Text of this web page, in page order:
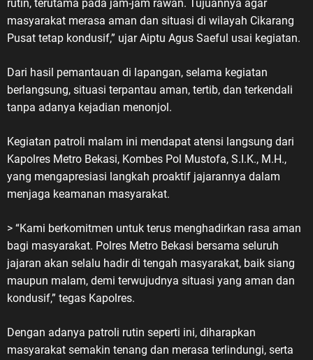
rutin, terutama pada jam-jam rawan. Tujuannya agar
masyarakat merasa aman dan situasi di wilayah Cikarang
Pusat tetap kondusif,” ujar Aiptu Agus Saeful usai kegiatan.
Dari hasil pemantauan di lapangan, selama kegiatan
berlangsung, situasi terpantau aman, tertib, dan terkendali
tanpa adanya kejadian menonjol.
Kegiatan patroli malam ini mendapat atensi langsung dari
Kapolres Metro Bekasi, Kombes Pol Mustofa, S.I.K., M.H.,
yang mengapresiasi langkah proaktif jajarannya dalam
menjaga keamanan masyarakat.
> “Kami berkomitmen untuk terus menghadirkan rasa aman
bagi masyarakat. Polres Metro Bekasi bersama seluruh
jajaran akan selalu hadir di tengah masyarakat, baik siang
maupun malam, demi terwujudnya situasi yang aman dan
kondusif,” tegas Kapolres.
Dengan adanya patroli rutin seperti ini, diharapkan
masyarakat semakin tenang dan merasa terlindungi, serta